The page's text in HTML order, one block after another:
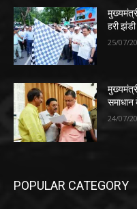
हरी झंडी
25/07/
समाधान
24/07/
POPULAR CATEGORY